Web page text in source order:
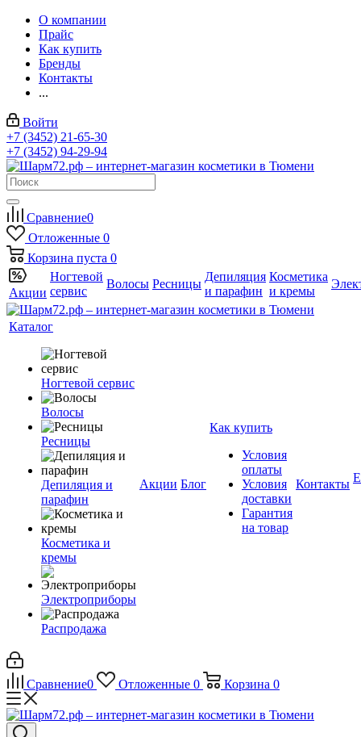
О компании
Прайс
Как купить
Бренды
Контакты
...
Войти
+7 (3452) 21-65-30
+7 (3452) 94-29-94
Сравнение0
Отложенные 0
Корзина пуста 0
Акции
Ногтевой
сервис
Волосы Ресницы
Депиляция
и парафин
Косметика
и кремы
Каталог
Ногтевой сервис
Волосы
Ресницы
Депиляция и
парафин
Косметика и
кремы
Электроприборы
Распродажа
Акции Блог
Как купить
Условия
оплаты
Условия
доставки
Гарантия
на товар
Контакты
Сравнение0 Отложенные 0 Корзина 0